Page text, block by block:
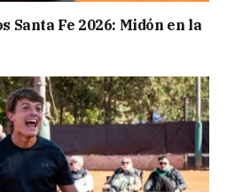
Santa Fe 2026: Midón en la